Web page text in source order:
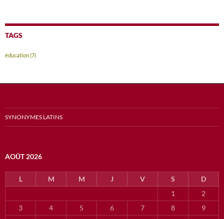
TAGS
éducation(7)
SYNONYMES LATINS
AOÛT 2026
L M M J V S
D
1
2
3
4 5 6 7 8
9